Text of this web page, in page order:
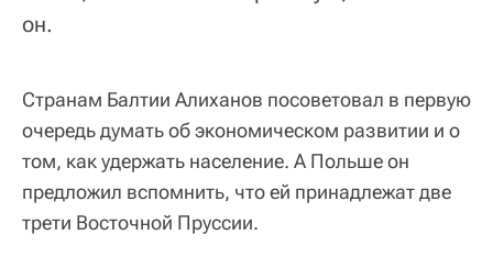
он.
Странам Балтии Алиханов посоветовал в первую
очередь думать об экономическом развитии и о
том, как удержать население. А Польше он
предложил вспомнить, что ей принадлежат две
трети Восточной Пруссии.